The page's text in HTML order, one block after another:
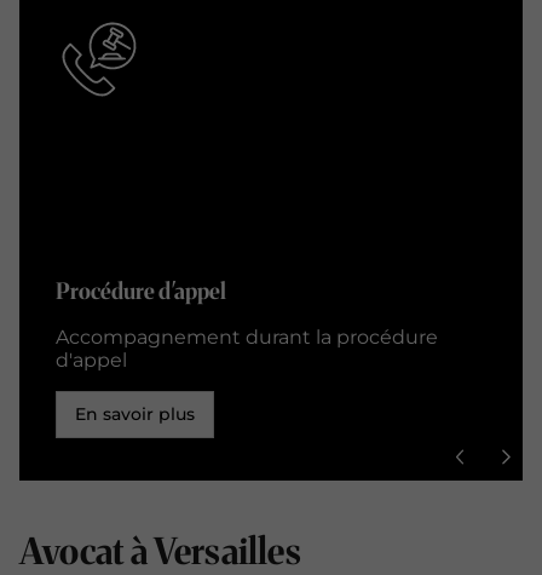
Procédure d'appel
Accompagnement durant la procédure
d'appel
En savoir plus
Avocat à Versailles